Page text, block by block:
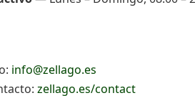
info@zellago.es
zellago.es/contact